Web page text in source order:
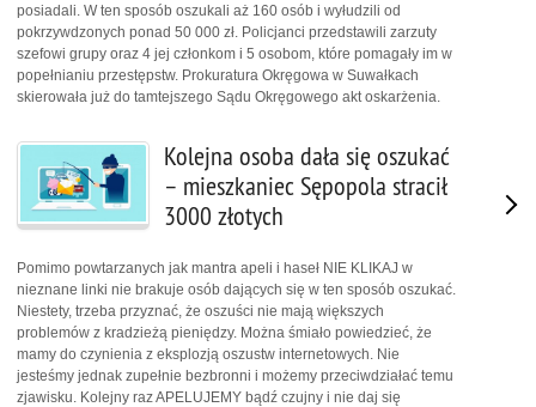
posiadali. W ten sposób oszukali aż 160 osób i wyłudzili od
pokrzywdzonych ponad 50 000 zł. Policjanci przedstawili zarzuty
szefowi grupy oraz 4 jej członkom i 5 osobom, które pomagały im w
popełnianiu przestępstw. Prokuratura Okręgowa w Suwałkach
skierowała już do tamtejszego Sądu Okręgowego akt oskarżenia.
Kolejna osoba dała się oszukać
– mieszkaniec Sępopola stracił
3000 złotych
Pomimo powtarzanych jak mantra apeli i haseł NIE KLIKAJ w
nieznane linki nie brakuje osób dających się w ten sposób oszukać.
Niestety, trzeba przyznać, że oszuści nie mają większych
problemów z kradzieżą pieniędzy. Można śmiało powiedzieć, że
mamy do czynienia z eksplozją oszustw internetowych. Nie
jesteśmy jednak zupełnie bezbronni i możemy przeciwdziałać temu
zjawisku. Kolejny raz APELUJEMY bądź czujny i nie daj się